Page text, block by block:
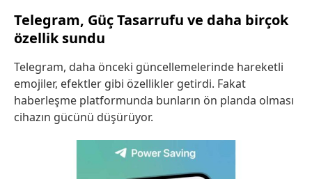
Telegram, Güç Tasarrufu ve daha birçok
özellik sundu
Telegram, daha önceki güncellemelerinde hareketli
emojiler, efektler gibi özellikler getirdi. Fakat
haberleşme platformunda bunların ön planda olması
cihazın gücünü düşürüyor.